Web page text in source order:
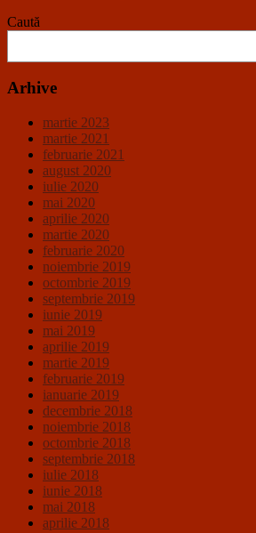
Caută
Arhive
martie 2023
martie 2021
februarie 2021
august 2020
iulie 2020
mai 2020
aprilie 2020
martie 2020
februarie 2020
noiembrie 2019
octombrie 2019
septembrie 2019
iunie 2019
mai 2019
aprilie 2019
martie 2019
februarie 2019
ianuarie 2019
decembrie 2018
noiembrie 2018
octombrie 2018
septembrie 2018
iulie 2018
iunie 2018
mai 2018
aprilie 2018